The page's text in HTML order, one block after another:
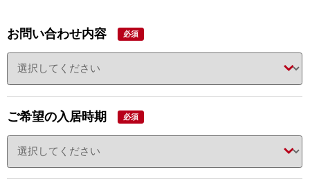
お問い合わせ内容 必須
ご希望の入居時期 必須